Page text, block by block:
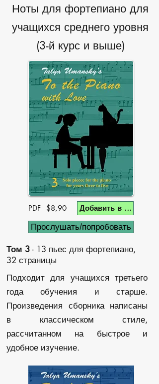
Ноты для фортепиано для
учащихся среднего уровня
(3-й курс и выше)
PDF $8,90 Добавить в корзину
Прослушать/попробовать
Том 3- 13 пьес для фортепиано,
32 страницы
Подходит для учащихся третьего
года обучения и старше.
Произведения сборника написаны
в классическом стиле,
рассчитанном на быстрое и
удобное изучение.